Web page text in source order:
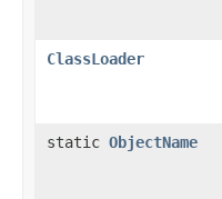
ClassLoader
static ObjectName